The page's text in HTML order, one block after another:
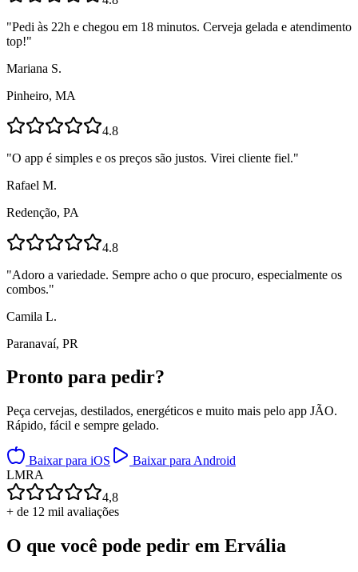
"Pedi às 22h e chegou em 18 minutos. Cerveja gelada e atendimento
top!"
Mariana S.
Pinheiro, MA
4.8
"O app é simples e os preços são justos. Virei cliente fiel."
Rafael M.
Redenção, PA
4.8
"Adoro a variedade. Sempre acho o que procuro, especialmente os
combos."
Camila L.
Paranavaí, PR
Pronto para pedir?
Peça cervejas, destilados, energéticos e muito mais pelo app JÃO.
Rápido, fácil e sempre gelado.
Baixar para iOS
Baixar para Android
LMRA
4,8
+ de 12 mil avaliações
O que você pode pedir em Ervália